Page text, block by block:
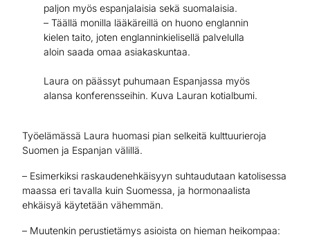
paljon myös espanjalaisia sekä suomalaisia.
– Täällä monilla lääkäreillä on huono englannin
kielen taito, joten englanninkielisellä palvelulla
aloin saada omaa asiakaskuntaa.
Laura on päässyt puhumaan Espanjassa myös
alansa konferensseihin. Kuva Lauran kotialbumi.
Työelämässä Laura huomasi pian selkeitä kulttuurieroja
Suomen ja Espanjan välillä.
– Esimerkiksi raskaudenehkäisyyn suhtaudutaan katolisessa
maassa eri tavalla kuin Suomessa, ja hormonaalista
ehkäisyä käytetään vähemmän.
– Muutenkin perustietämys asioista on hieman heikompaa: